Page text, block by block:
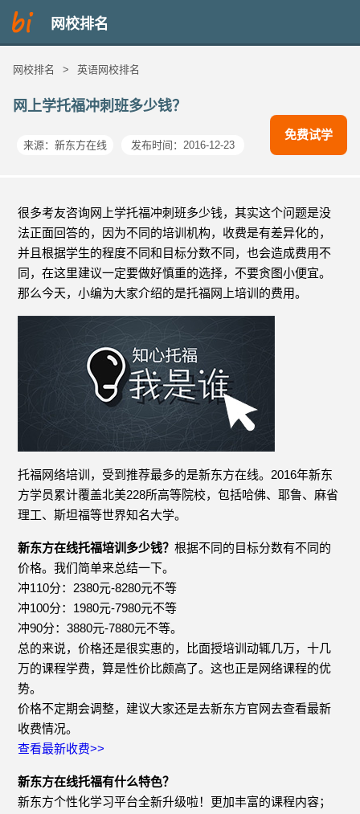
网校排名
网校排名 > 英语网校排名
网上学托福冲刺班多少钱？
来源： 新东方在线 发布时间：2016-12-23
免费试学
很多考友咨询网上学托福冲刺班多少钱，其实这个问题是没
法正面回答的，因为不同的培训机构，收费是有差异化的，
并且根据学生的程度不同和目标分数不同，也会造成费用不
同，在这里建议一定要做好慎重的选择，不要贪图小便宜。
那么今天，小编为大家介绍的是托福网上培训的费用。
托福网络培训，受到推荐最多的是新东方在线。2016年新东
方学员累计覆盖北美228所高等院校，包括哈佛、耶鲁、麻省
理工、斯坦福等世界知名大学。
新东方在线托福培训多少钱？根据不同的目标分数有不同的
价格。我们简单来总结一下。
冲110分：2380元-8280元不等
冲100分：1980元-7980元不等
冲90分：3880元-7880元不等。
总的来说，价格还是很实惠的，比面授培训动辄几万，十几
万的课程学费，算是性价比颇高了。这也正是网络课程的优
势。
价格不定期会调整，建议大家还是去新东方官网去查看最新
收费情况。
查看最新收费>>
新东方在线托福有什么特色？
新东方个性化学习平台全新升级啦！更加丰富的课程内容；